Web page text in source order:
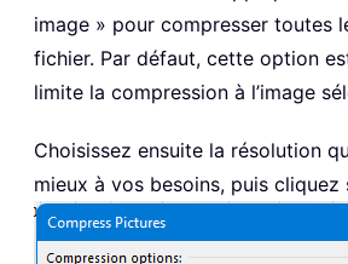
image » pour compresser toutes
fichier. Par défaut, cette option
limite la compression à l’image
Choisissez ensuite la résolution
mieux à vos besoins, puis cliquez